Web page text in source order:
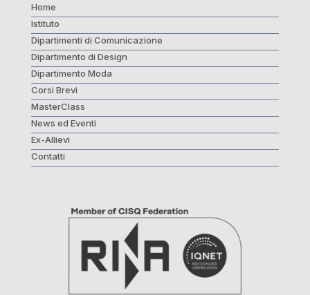
Home
Istituto
Dipartimenti di Comunicazione
Dipartimento di Design
Dipartimento Moda
Corsi Brevi
MasterClass
News ed Eventi
Ex-Allievi
Contatti